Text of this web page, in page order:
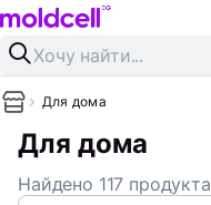
Для дома
Для дома
Найдено 117 продукта